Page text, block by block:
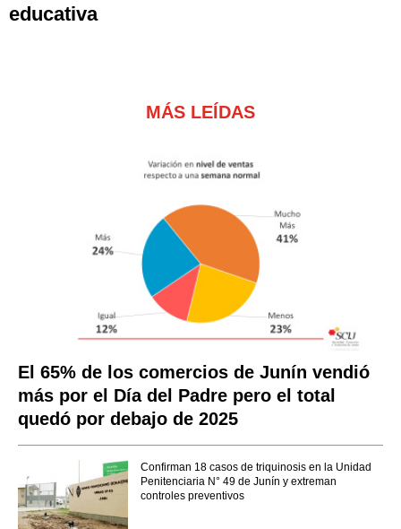
educativa
MÁS LEÍDAS
El 65% de los comercios de Junín vendió
más por el Día del Padre pero el total
quedó por debajo de 2025
Confirman 18 casos de triquinosis en la Unidad
Penitenciaria N° 49 de Junín y extreman
controles preventivos